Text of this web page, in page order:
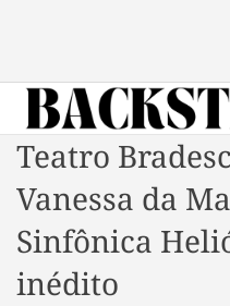
B
a
c
k
s
t
Teatro
Vanessa da
Sinfônica
inédito